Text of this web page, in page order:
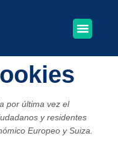
por última vez el
y residentes
Europeo y Suiza.